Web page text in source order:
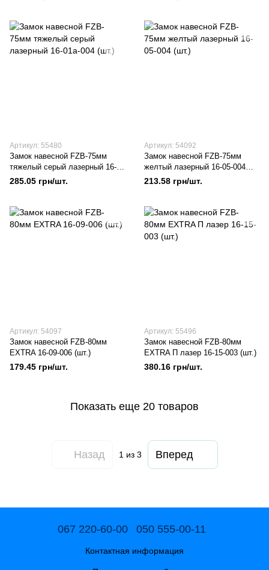
Артикул: 55480
Замок навесной FZB-75мм
тяжелый серый лазерный 16-
01а-004 (шт.)
285.05 грн/шт.
Артикул: 54092
Замок навесной FZB-75мм
желтый лазерный 16-05-004
(шт.)
213.58 грн/шт.
Артикул: 54097
Замок навесной FZB-80мм
EXTRA 16-09-006 (шт.)
179.45 грн/шт.
Артикул: 55496
Замок навесной FZB-80мм
EXTRA П лазер 16-15-003 (шт.)
380.16 грн/шт.
Показать еще 20 товаров
Назад 1 из 3 Вперед
067 220-60-00 050 555-00-11
Контактная информация